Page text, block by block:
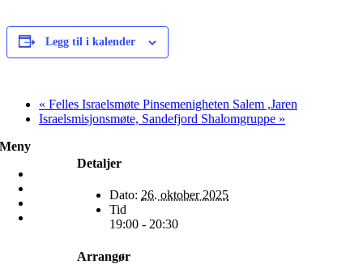
Legg til i kalender
« Felles Israelsmøte Pinsemenigheten Salem ,Jaren
Israelsmisjonsmøte, Sandefjord Shalomgruppe »
Detaljer
Dato: 26. oktober 2025
Tid
19:00 - 20:30
Arrangør
Meny